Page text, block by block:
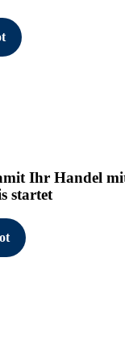
Ihr Handel
startet